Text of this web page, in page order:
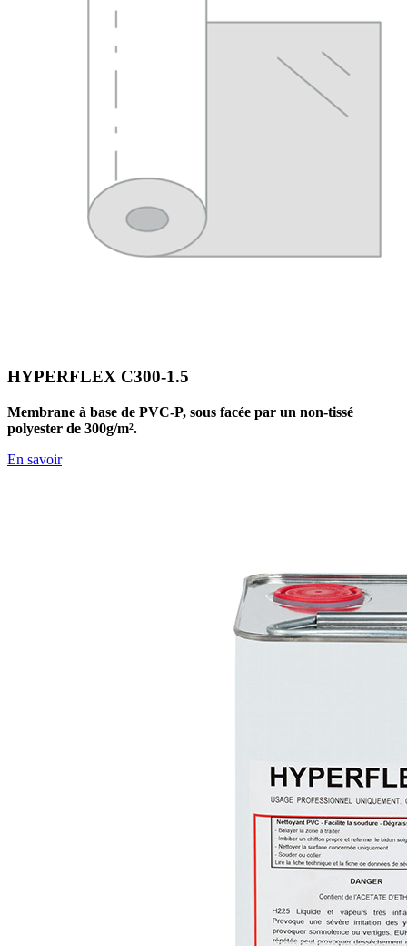
HYPERFLEX C300-1.5
Membrane à base de PVC-P, sous facée par un non-tissé
polyester de 300g/m².
En savoir